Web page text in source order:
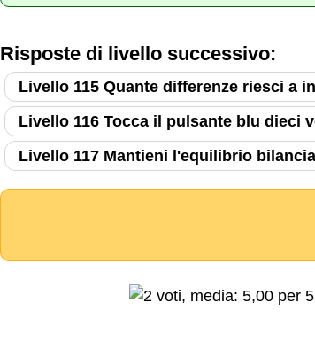
Risposte di livello successivo:
Livello 115 Quante differenze riesci a
Livello 116 Tocca il pulsante blu dieci
Livello 117 Mantieni l'equilibrio